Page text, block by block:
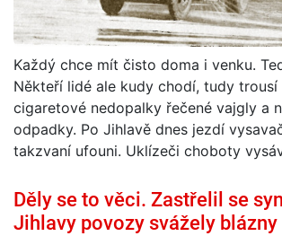
Každý chce mít čisto doma i venku.
Někteří lidé ale kudy chodí, tudy trousí
cigaretové nedopalky řečené vajgly a
odpadky. Po Jihlavě dnes jezdí
takzvaní ufouni. Uklízeči choboty
Děly se to věci. Zastřelil se
Jihlavy povozy svážely blázny